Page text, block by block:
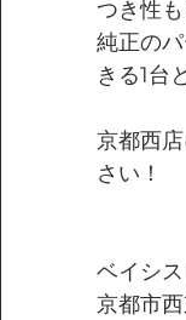
つき性
純正の
きる1台
京都西
さい！
ベイシ
京都市